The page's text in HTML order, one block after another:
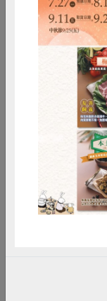
郭醫師表示從業
亡等都是正常的
的尋常，當認知
多事可以做，我
像寫書就是其一
助到其他人，並
情繼續在非預期
非典型
平凡
誦各種藥名和器
不若同學優秀的
雞蛋